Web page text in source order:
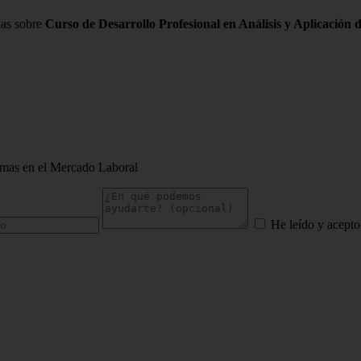
sobre Curso de Desarrollo Profesional en Análisis y Aplicación
en el Mercado Laboral
He leído y